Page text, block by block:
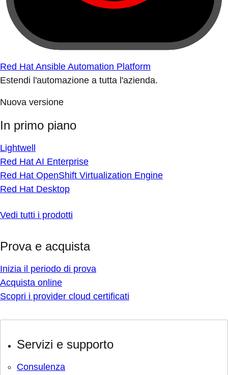
Red Hat Ansible Automation Platform
Estendi l'automazione a tutta l'azienda.
Nuova versione
In primo piano
Lightwell
Red Hat AI Enterprise
Red Hat OpenShift Virtualization Engine
Red Hat Desktop
Vedi tutti i prodotti
Prova e acquista
Inizia il periodo di prova
Acquista online
Scopri i provider cloud certificati
Servizi e supporto
Consulenza